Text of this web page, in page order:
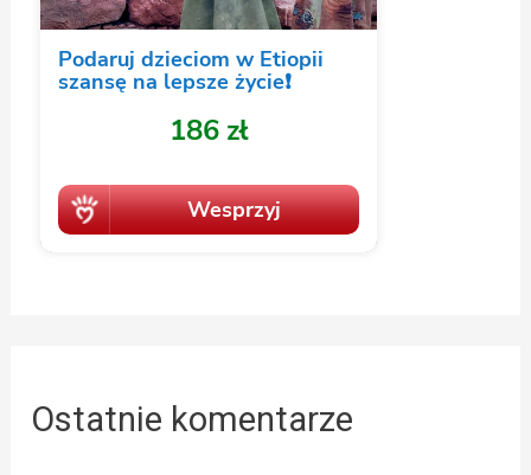
Ostatnie komentarze